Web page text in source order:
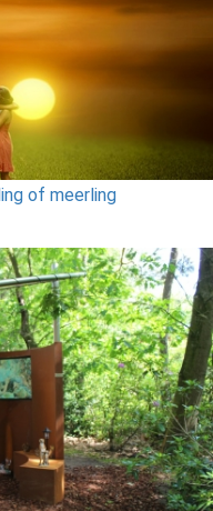
of meerling